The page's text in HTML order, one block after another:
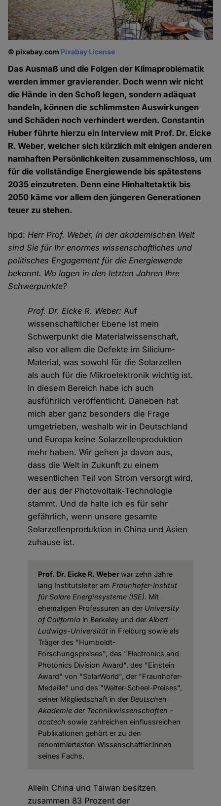
© pixabay.com Pixabay License
Das Ausmaß und die Folgen der Klimaproblematik
werden immer gravierender. Doch wenn wir nicht
die Hände in den Schoß legen, sondern adäquat
handeln, können die schlimmsten Auswirkungen
und Schäden noch verhindert werden. Constantin
Huber führte hierzu ein Interview mit Prof. Dr. Eicke
R. Weber, welcher sich kürzlich mit einigen anderen
namhaften Persönlichkeiten zusammenschloss, um
für die vollständige Energiewende bis spätestens
2035 einzutreten. Denn eine Hinhaltetaktik bis
2050 käme vor allem den jüngeren Generationen
teuer zu stehen.
hpd:Herr Prof. Weber, in der akademischen Welt
sind Sie für Ihr enormes wissenschaftliches und
politisches Engagement für die Energiewende
bekannt. Wo lagen in den letzten Jahren Ihre
Schwerpunkte?
Prof. Dr. Eicke R. Weber:Auf
wissenschaftlicher Ebene ist mein
Schwerpunkt die Materialwissenschaft,
also vor allem die Defekte im Silicium-
Material, was sowohl für die Solarzellen
als auch für die Mikroelektronik wichtig ist.
In diesem Bereich habe ich auch
ausführlich veröffentlicht. Daneben hat
mich aber ganz besonders die Frage
umgetrieben, weshalb wir in Deutschland
und Europa keine Solarzellenproduktion
mehr haben. Wir gehen ja davon aus,
dass die Welt in Zukunft zu einem
wesentlichen Teil von Strom versorgt wird,
der aus der Photovoltaik-Technologie
stammt. Und da halte ich es für sehr
gefährlich, wenn unsere gesamte
Solarzellenproduktion in China und Asien
zuhause ist.
Prof. Dr. Eicke R. Weberwar zehn Jahre
lang Institutsleiter am Fraunhofer-Institut
für Solare Energiesysteme (ISE). Mit
ehemaligen Professuren an der University
of Californiain Berkeley und der Albert-
Ludwigs-Universitätin Freiburg sowie als
Träger des "Humboldt-
Forschungspreises", des "Electronics and
Photonics Division Award", des "Einstein
Award" von "SolarWorld", der "Fraunhofer-
Medaille" und des "Walter-Scheel-Preises",
seiner Mitgliedschaft in der Deutschen
Akademie der Technikwissenschaften –
acatech sowie zahlreichen einflussreichen
Publikationen gehört er zu den
renommiertesten Wissenschaftler:innen
seines Fachs.
Allein China und Taiwan besitzen
zusammen 83 Prozent der